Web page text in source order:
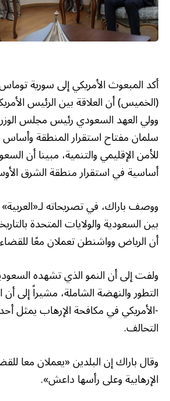
أكد المبعوث الأمريكي إلى سورية
(الخميس) أن العلاقة بين الرئيس
وولي العهد السعودي رئيس مجلس
سلمان مفتاح استقرار المنطقة وأساس
للأمن الإقليمي والتنمية، مبينا أن
أساسية في استقرار منطقة الشرق
ووصف باراك، في تصريحاته
بين السعودية والولايات المتحدة
أن الرياض وواشنطن تعملان معًا
ولفت إلى أن النمو الذي تشهده
التطور والنهضة الشاملة، مشيراً إلى
-الأمريكي في مكافحة الإرهاب يمثل
التحالف.
وقال باراك إن البلدين «يعملان معا
الإرهابية وعلى رأسها داعش».